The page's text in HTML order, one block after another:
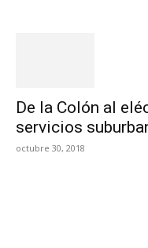
De la Colón al
servicios
octubre 30, 2018